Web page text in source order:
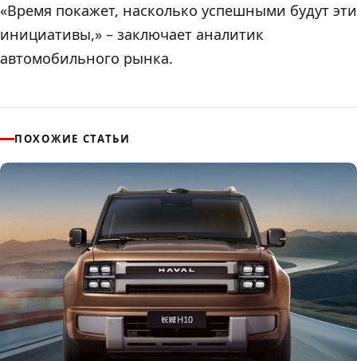
«Время покажет, насколько успешными будут эти
инициативы,» – заключает аналитик
автомобильного рынка.
ПОХОЖИЕ СТАТЬИ